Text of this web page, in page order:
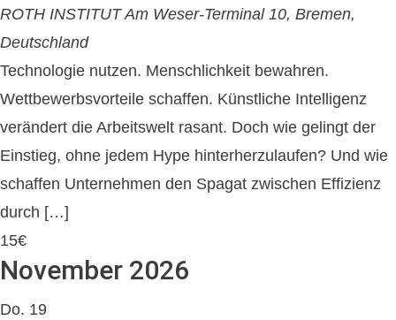
ROTH INSTITUTAm Weser-Terminal 10, Bremen,
Deutschland
Technologie nutzen. Menschlichkeit bewahren.
Wettbewerbsvorteile schaffen. Künstliche Intelligenz
verändert die Arbeitswelt rasant. Doch wie gelingt der
Einstieg, ohne jedem Hype hinterherzulaufen? Und wie
schaffen Unternehmen den Spagat zwischen Effizienz
durch […]
15€
November 2026
Do. 19